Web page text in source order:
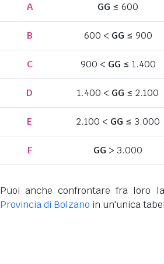
A GG ≤ 600
B 600 < GG ≤ 900
C 900 < GG ≤ 1.400
D 1.400 < GG ≤ 2.100
E 2.100 < GG ≤ 3.000
F GG > 3.000
Puoi anche confrontare fra loro la
Provincia di Bolzano in un'unica